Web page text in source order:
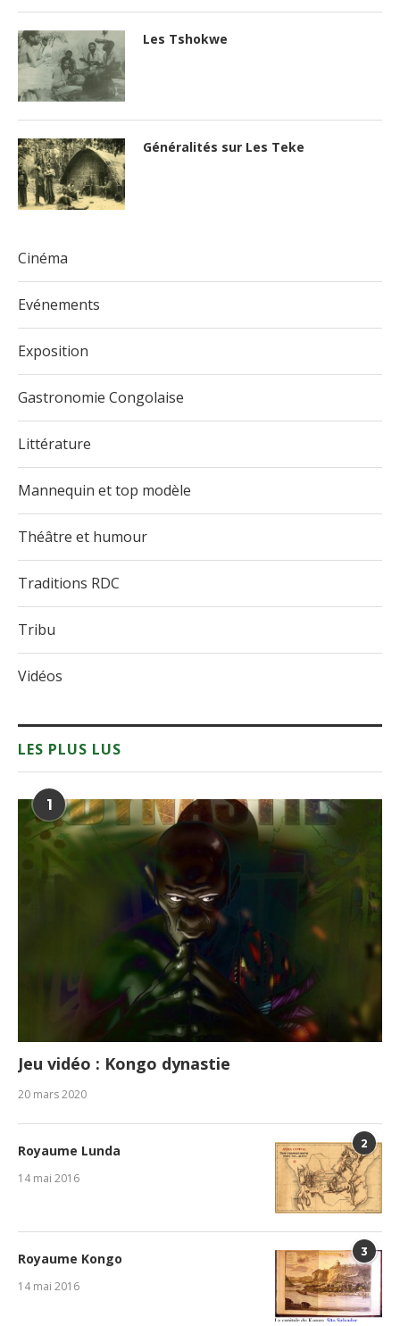
Les Tshokwe
Généralités sur Les Teke
Cinéma
Evénements
Exposition
Gastronomie Congolaise
Littérature
Mannequin et top modèle
Théâtre et humour
Traditions RDC
Tribu
Vidéos
LES PLUS LUS
1
Jeu vidéo : Kongo dynastie
20 mars 2020
2
Royaume Lunda
14 mai 2016
3
Royaume Kongo
14 mai 2016